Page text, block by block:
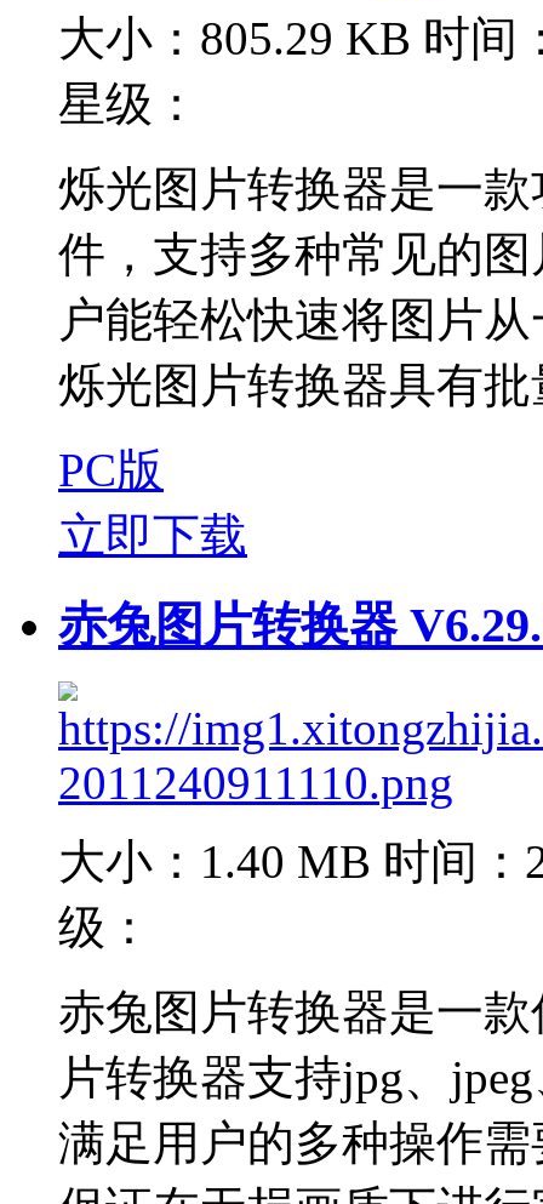
大小：805.29 KB 时间
星级：
烁光图片转换器是一
件，支持多种常见的
户能轻松快速将图片
烁光图片转换器具有
PC版
立即下载
赤兔图片转换器
大小：1.40 MB 时间：
级：
赤兔图片转换器是一
片转换器支持jpg、
满足用户的多种操作